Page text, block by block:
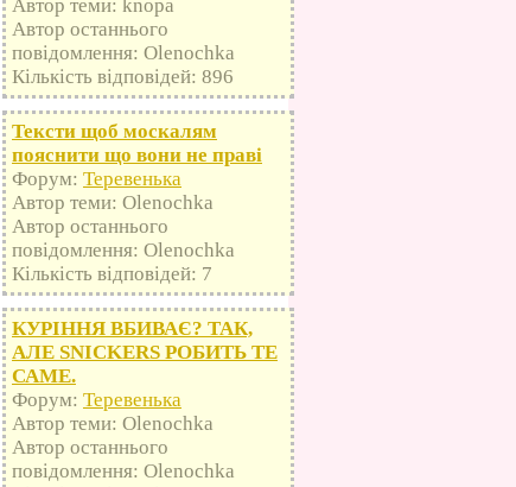
Автор теми: knopa
Автор останнього
повідомлення: Olenochka
Кількість відповідей: 896
Тексти щоб москалям
пояснити що вони не праві
Форум: Теревенька
Автор теми: Olenochka
Автор останнього
повідомлення: Olenochka
Кількість відповідей: 7
КУРІННЯ ВБИВАЄ? ТАК,
АЛЕ SNICKERS РОБИТЬ ТЕ
САМЕ.
Форум: Теревенька
Автор теми: Olenochka
Автор останнього
повідомлення: Olenochka